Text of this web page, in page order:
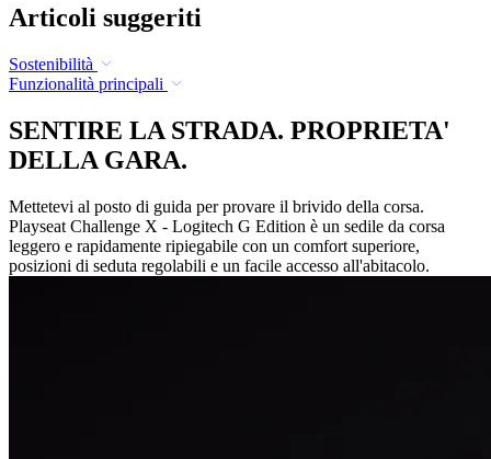
Articoli suggeriti
Sostenibilità
Funzionalità principali
SENTIRE LA STRADA. PROPRIETA'
DELLA GARA.
Mettetevi al posto di guida per provare il brivido della corsa.
Playseat Challenge X - Logitech G Edition è un sedile da corsa
leggero e rapidamente ripiegabile con un comfort superiore,
posizioni di seduta regolabili e un facile accesso all'abitacolo.